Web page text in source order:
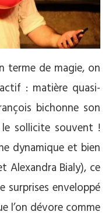
terme de magie, on
: matière quasi-
bichonne son
sollicite souvent !
dynamique et bien
Alexandra Bialy), ce
surprises enveloppé
l’on dévore comme